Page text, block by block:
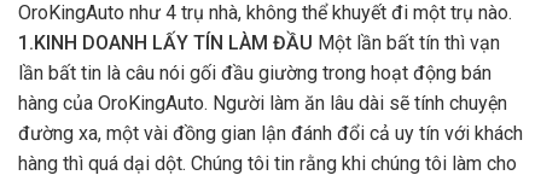
OroKingAuto như 4 trụ nhà, không thể khuyết đi một trụ nào.
1.KINH DOANH LẤY TÍN LÀM ĐẦU Một lần bất tín thì vạn
lần bất tin là câu nói gối đầu giường trong hoạt động bán
hàng của OroKingAuto. Người làm ăn lâu dài sẽ tính chuyện
đường xa, một vài đồng gian lận đánh đổi cả uy tín với khách
hàng thì quá dại dột. Chúng tôi tin rằng khi chúng tôi làm cho